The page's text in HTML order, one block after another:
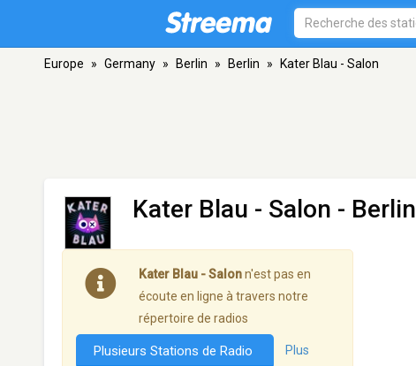
Europe » Germany » Berlin » Berlin » Kater Blau - Salon
Kater Blau - Salon - Berlin
Kater Blau - Salonn'est pas en
écoute en ligne à travers notre
répertoire de radios
Plusieurs Stations de Radio Plus